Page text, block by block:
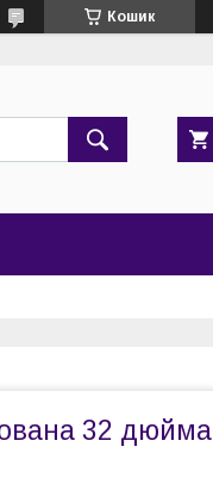
Кошик
32 дюйма